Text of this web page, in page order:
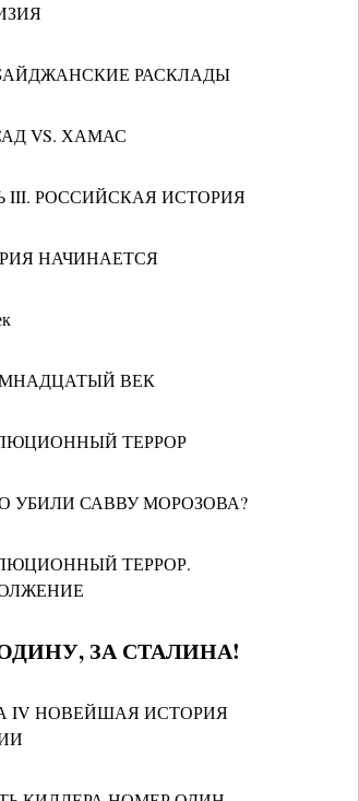
РАСКЛАДЫ
VS. ХАМАС
III. РОССИЙСКАЯ ИСТОРИЯ
НАЧИНАЕТСЯ
ВЕК
ТЕРРОР
УБИЛИ САВВУ МОРОЗОВА?
ТЕРРОР.
ЗА СТАЛИНА!
IV НОВЕЙШАЯ ИСТОРИЯ